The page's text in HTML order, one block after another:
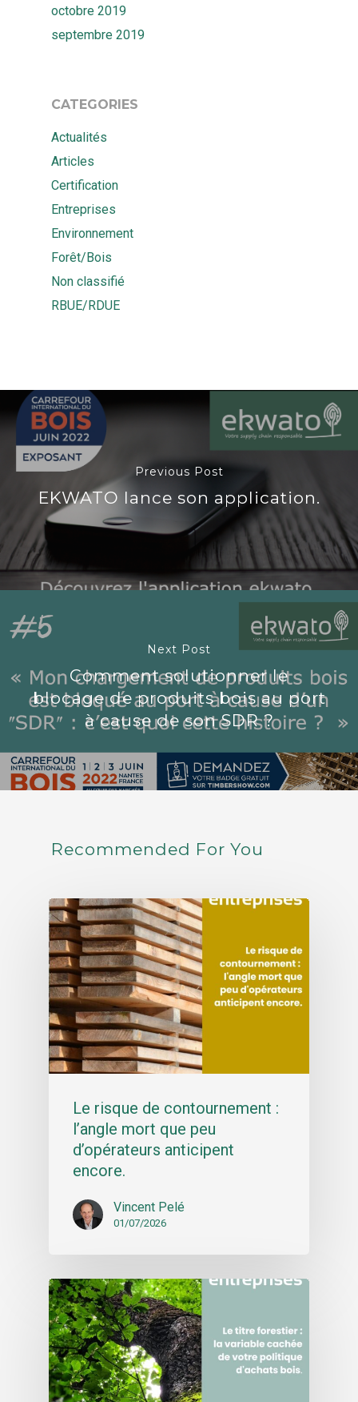
octobre 2019
septembre 2019
CATEGORIES
Actualités
Articles
Certification
Entreprises
Environnement
Forêt/Bois
Non classifié
RBUE/RDUE
Previous Post
EKWATO lance son application.
Next Post
Comment solutionner le
blocage de produits bois au port
à cause de son SDR ?
Recommended For You
Le risque de contournement :
l’angle mort que peu
d’opérateurs anticipent
encore.
Vincent Pelé
01/07/2026